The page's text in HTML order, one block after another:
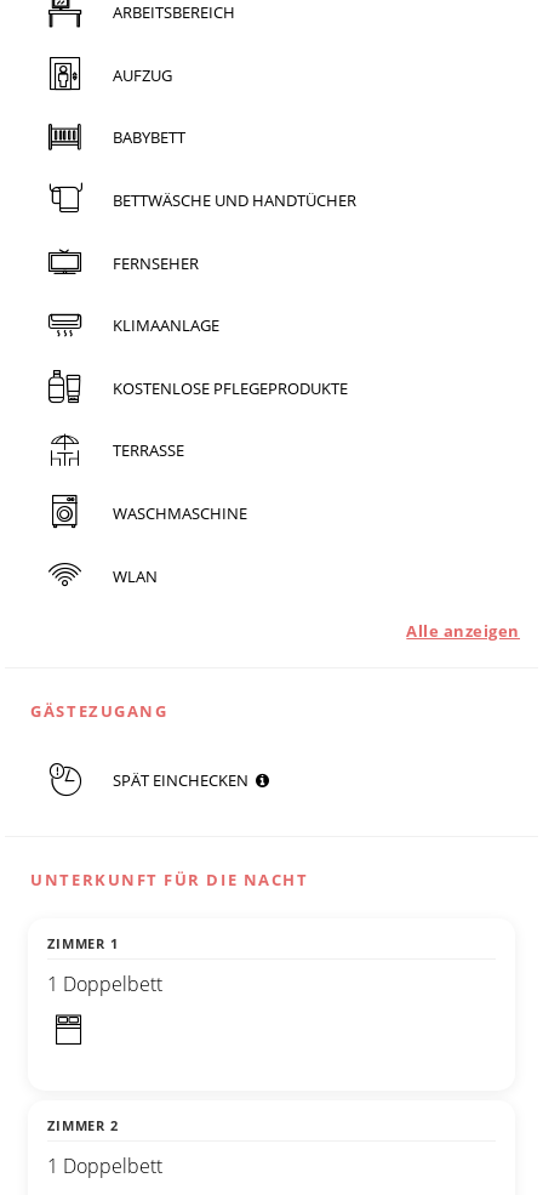
ARBEITSBEREICH
AUFZUG
BABYBETT
BETTWÄSCHE UND HANDTÜCHER
FERNSEHER
KLIMAANLAGE
KOSTENLOSE PFLEGEPRODUKTE
TERRASSE
WASCHMASCHINE
WLAN
Alle anzeigen
GÄSTEZUGANG
SPÄT EINCHECKEN
UNTERKUNFT FÜR DIE NACHT
ZIMMER 1
1 Doppelbett
ZIMMER 2
1 Doppelbett